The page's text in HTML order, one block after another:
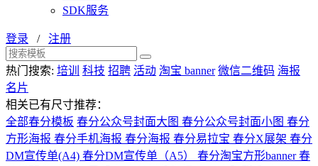
SDK服务
登录 / 注册
热门搜索: 培训 科技 招聘 活动 淘宝 banner 微信二维码 海报
名片
相关已有尺寸推荐：
全部春分模板 春分公众号封面大图 春分公众号封面小图 春分
方形海报 春分手机海报 春分海报 春分易拉宝 春分X展架 春分
DM宣传单(A4) 春分DM宣传单（A5） 春分淘宝方形banner春